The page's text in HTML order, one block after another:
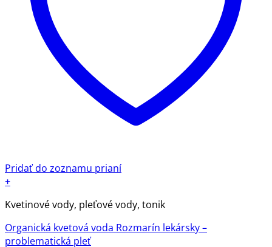
Pridať do zoznamu prianí
+
Kvetinové vody, pleťové vody, tonik
Organická kvetová voda Rozmarín lekársky –
problematická pleť